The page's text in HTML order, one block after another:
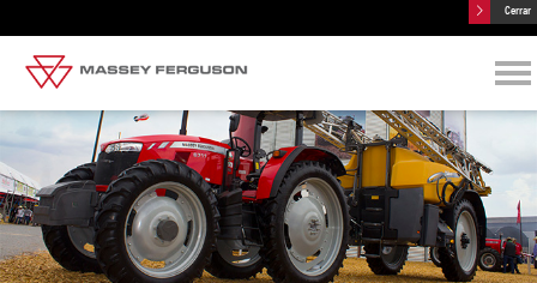
Cerrar